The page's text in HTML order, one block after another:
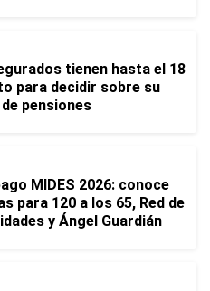
tienen hasta el 18
para decidir sobre su
pensiones
MIDES 2026: conoce
para 120 a los 65, Red de
y Ángel Guardián